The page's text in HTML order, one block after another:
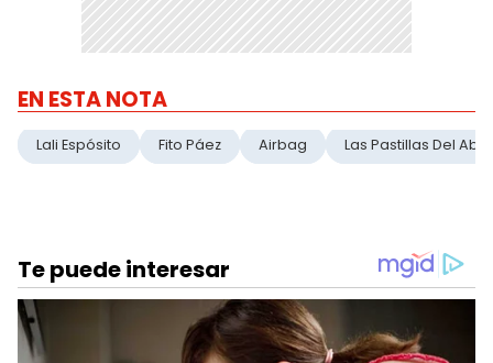
EN ESTA NOTA
Lali Espósito Fito Páez Airbag Las Pastillas Del